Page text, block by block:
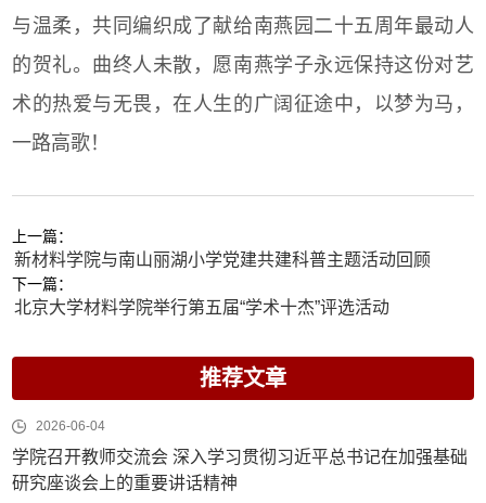
与温柔，共同编织成了献给南燕园二十五周年最动人
的贺礼。曲终人未散，愿南燕学子永远保持这份对艺
术的热爱与无畏，在人生的广阔征途中，以梦为马，
一路高歌！
上一篇：
新材料学院与南山丽湖小学党建共建科普主题活动回顾
下一篇：
北京大学材料学院举行第五届“学术十杰”评选活动
推荐文章
2026-06-04
学院召开教师交流会 深入学习贯彻习近平总书记在加强基础
研究座谈会上的重要讲话精神